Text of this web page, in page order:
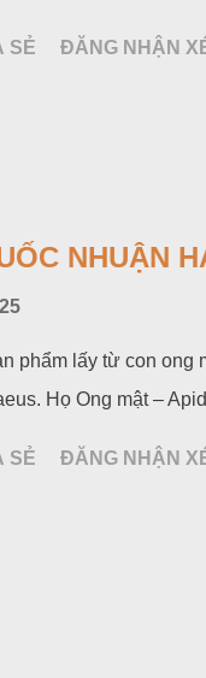
SẺ ĐĂNG NHẬN
NHUẬN
phẩm lấy từ con ong
Họ Ong mật –
SẺ ĐĂNG NHẬN